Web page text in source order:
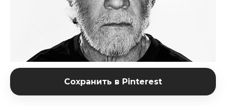
Сохранить в Pinterest